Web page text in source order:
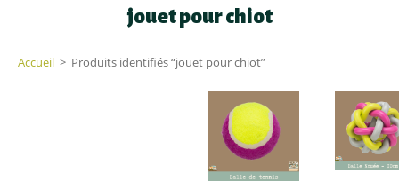
jouet pour chiot
Accueil > Produits identifiés “jouet pour chiot”